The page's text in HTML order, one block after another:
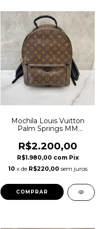
Mochila Louis Vuitton
Palm Springs MM
R$2.200,00
R$1.980,00 com Pix
10 x de R$220,00 sem juros